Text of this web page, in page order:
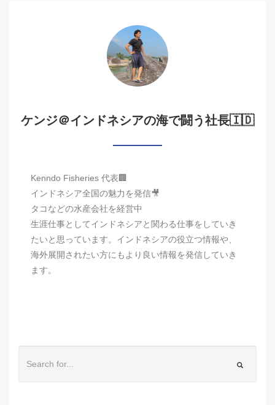
ケンジ＠インドネシアの海で闘う社長🇮🇩
Kenndo Fisheries 代表🏢
インドネシア全国の魅力を発信🎥
タコなどの水産会社を経営中
生涯仕事としてインドネシアと関わる仕事をしていき
たいと思っています。インドネシアの役立つ情報や、
海外展開されたい方にもより良い情報を発信していき
ます。